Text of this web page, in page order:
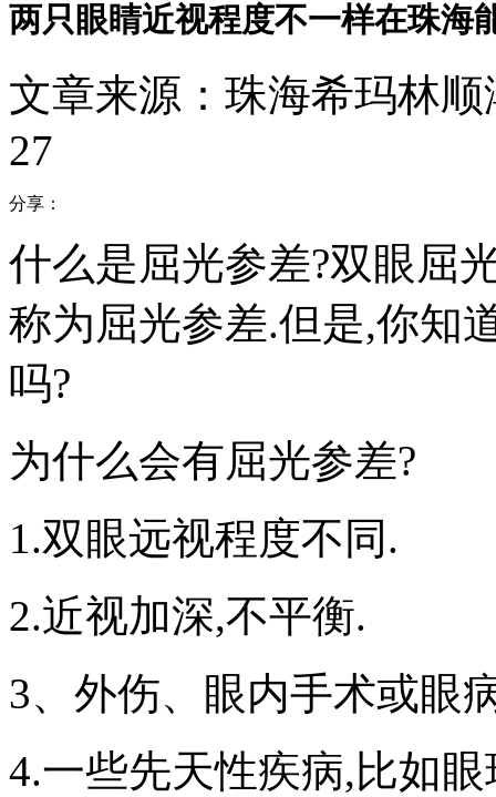
两只眼睛近视程度不一样在珠海
文章来源：珠海希玛林
27
分享：
什么是屈光参差?双眼屈
称为屈光参差.但是,你知
吗?
为什么会有屈光参差?
1.双眼远视程度不同.
2.近视加深,不平衡.
3、外伤、眼内手术或眼
4.一些先天性疾病,比如